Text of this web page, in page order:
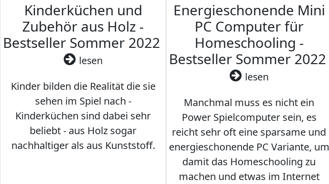
Kinderküchen und
Zubehör aus Holz -
Bestseller Sommer 2022
lesen
Kinder bilden die Realität die sie
sehen im Spiel nach -
Kinderküchen sind dabei sehr
beliebt - aus Holz sogar
nachhaltiger als aus Kunststoff.
Energieschonende Mini
PC Computer für
Homeschooling -
Bestseller Sommer 2022
lesen
Manchmal muss es nicht ein
Power Spielcomputer sein, es
reicht sehr oft eine sparsame und
energieschonende PC Variante, um
damit das Homeschooling zu
machen und etwas im Internet